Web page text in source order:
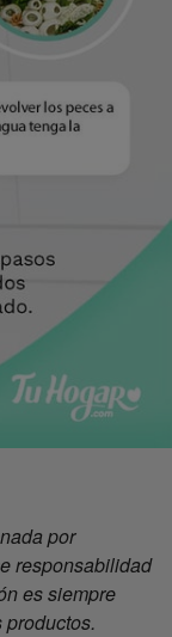
por
responsabilidad
es siempre